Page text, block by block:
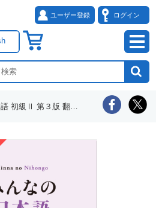
ユーザー登録 ログイン
版 翻訳・文法解説 ネパール語版